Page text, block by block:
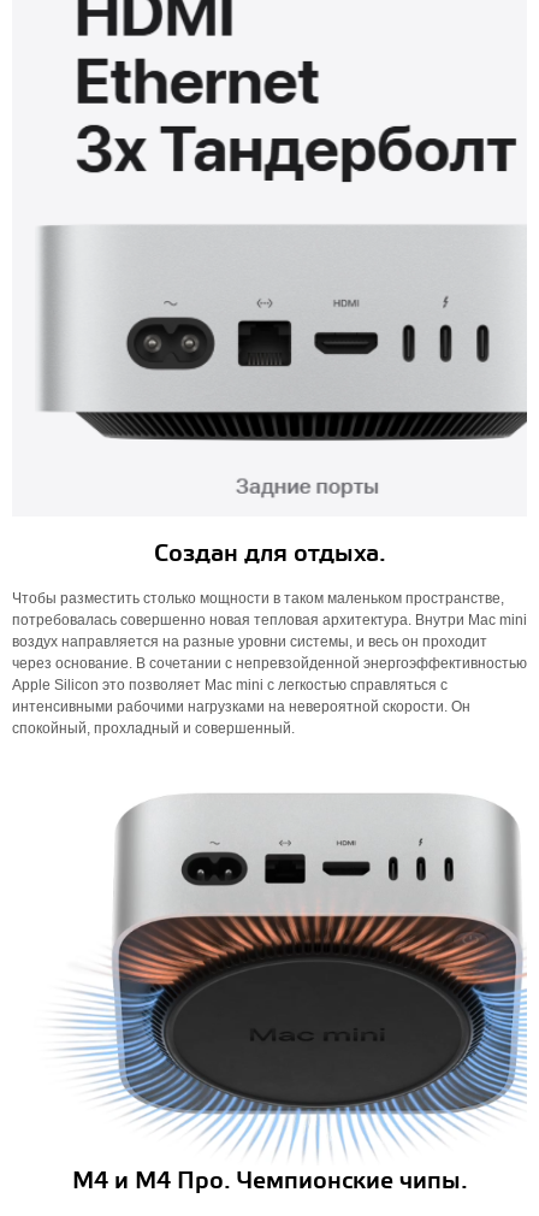
Создан для отдыха.
Чтобы разместить столько мощности в таком маленьком пространстве,
потребовалась совершенно новая тепловая архитектура. Внутри Mac mini
воздух направляется на разные уровни системы, и весь он проходит
через основание. В сочетании с непревзойденной энергоэффективностью
Apple Silicon это позволяет Mac mini с легкостью справляться с
интенсивными рабочими нагрузками на невероятной скорости. Он
спокойный, прохладный и совершенный.
М4 и М4 Про. Чемпионские чипы.